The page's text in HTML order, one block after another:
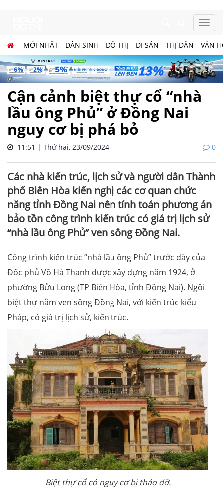
MỚI NHẤT DÂN SINH ĐÔ THỊ DI SẢN THỊ DÂN VĂN
Cận cảnh biệt thự cổ “nhà
lầu ông Phủ” ở Đồng Nai
nguy cơ bị phá bỏ
11:51 | Thứ hai, 23/09/2024 0
Các nhà kiến trúc, lịch sử và người dân Thành
phố Biên Hòa kiến nghị các cơ quan chức
năng tỉnh Đồng Nai nên tính toán phương án
bảo tồn công trình kiến trúc có giá trị lịch sử
“nhà lầu ông Phủ” ven sông Đồng Nai.
Công trình kiến trúc “nhà lầu ông Phủ” trước đây của
Đốc phủ Võ Hà Thanh được xây dựng năm 1924, ở
phường Bửu Long (TP Biên Hòa, tỉnh Đồng Nai). Ngôi
biệt thự nằm ven sông Đồng Nai, với kiến trúc kiểu
Pháp, có giá trị lịch sử, kiến trúc.
Biệt thự cổ có nguy cơ bị tháo dỡ.